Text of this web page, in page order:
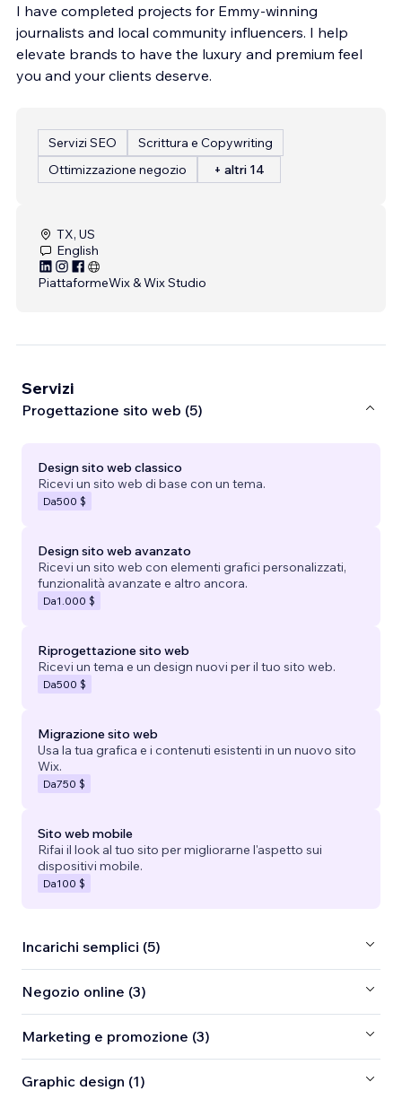
I have completed projects for Emmy-winning
journalists and local community influencers. I help
elevate brands to have the luxury and premium feel
you and your clients deserve.
Servizi SEO
Scrittura e Copywriting
Ottimizzazione negozio
+ altri 14
TX, US
English
PiattaformeWix & Wix Studio
Servizi
Progettazione sito web (5)
Design sito web classico
Ricevi un sito web di base con un tema.
Da500 $
Design sito web avanzato
Ricevi un sito web con elementi grafici personalizzati,
funzionalità avanzate e altro ancora.
Da1.000 $
Riprogettazione sito web
Ricevi un tema e un design nuovi per il tuo sito web.
Da500 $
Migrazione sito web
Usa la tua grafica e i contenuti esistenti in un nuovo sito
Wix.
Da750 $
Sito web mobile
Rifai il look al tuo sito per migliorarne l'aspetto sui
dispositivi mobile.
Da100 $
Incarichi semplici (5)
Negozio online (3)
Marketing e promozione (3)
Graphic design (1)